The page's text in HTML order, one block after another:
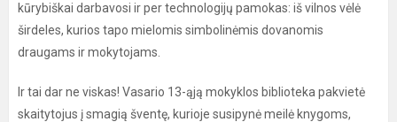
kūrybiškai darbavosi ir per technologijų pamokas: iš vilnos vėlė
širdeles, kurios tapo mielomis simbolinėmis dovanomis
draugams ir mokytojams.
Ir tai dar ne viskas! Vasario 13-ąją mokyklos biblioteka pakvietė
skaitytojus į smagią šventę, kurioje susipynė meilė knygoms,